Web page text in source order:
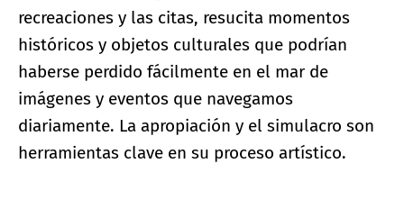
recreaciones y las citas, resucita momentos
históricos y objetos culturales que podrían
haberse perdido fácilmente en el mar de
imágenes y eventos que navegamos
diariamente. La apropiación y el simulacro son
herramientas clave en su proceso artístico.